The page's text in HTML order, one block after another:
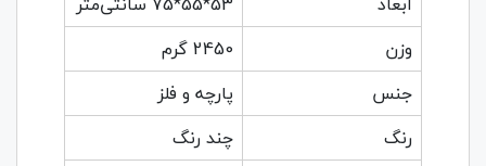
وزن
2450 گرم
جنس
پارچه و فلز
رنگ
چند رنگ